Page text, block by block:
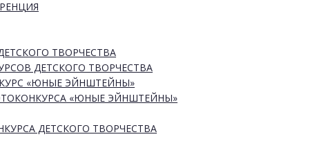
ТВОРЧЕСТВА
ДЕТСКОГО ТВОРЧЕСТВА
«ЮНЫЕ ЭЙНШТЕЙНЫ»
«ЮНЫЕ ЭЙНШТЕЙНЫ»
ДЕТСКОГО ТВОРЧЕСТВА